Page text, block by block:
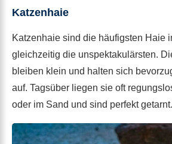
Katzenhaie
Katzenhaie sind die häufigsten Haie
gleichzeitig die unspektakulärsten.
bleiben klein und halten sich
auf. Tagsüber liegen sie oft
oder im Sand und sind perfekt getarnt.